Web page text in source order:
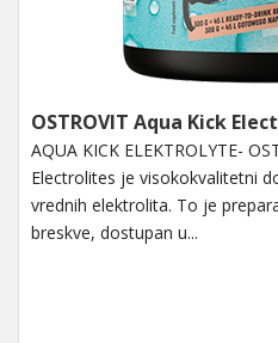
OSTROVIT Aqua Kick
AQUA KICK ELEKTROLYTE-
Electrolites je visokokvalitetni
vrednih elektrolita. To je
breskve, dostupan u...